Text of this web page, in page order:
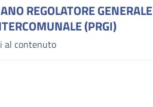
REGOLATORE GENERALE
(PRGI)
al contenuto